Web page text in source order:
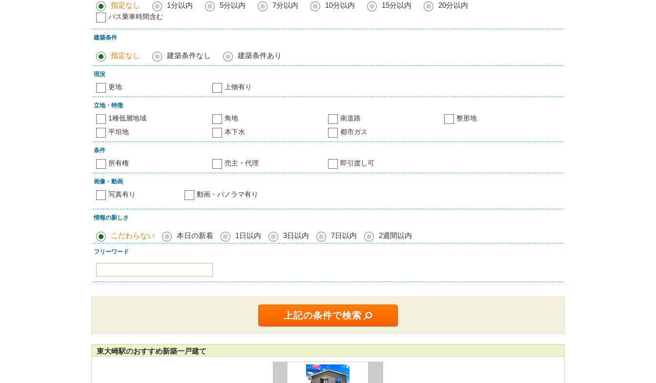
指定なし 1分以内 5分以内 7分以内 10分以内 15分以内 20分以内
バス乗車時間含む
建築条件
指定なし 建築条件なし 建築条件あり
現況
更地 上物有り
立地・特徴
1種低層地域 角地 南道路
整形地
平坦地
本下水 都市ガス
条件
所有権 売主・代理 即引渡し可
画像・動画
写真有り 動画・パノラマ有り
情報の新しさ
こだわらない 本日の新着 1日以内 3日以内 7日以内 2週間以内
フリーワード
東大崎駅のおすすめ新築一戸建て